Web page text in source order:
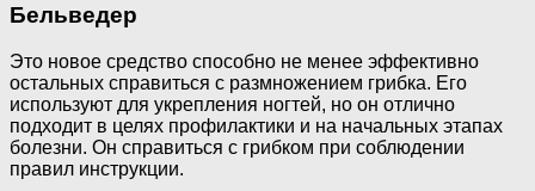
Бельведер
Это новое средство способно не менее эффективно
остальных справиться с размножением грибка. Его
используют для укрепления ногтей, но он отлично
подходит в целях профилактики и на начальных этапах
болезни. Он справиться с грибком при соблюдении
правил инструкции.